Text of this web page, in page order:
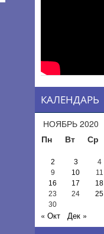
КАЛЕНДАРЬ
НОЯБРЬ 2020
Пн
Вт Ср
2
3 4
9
10 11
16
17 18
23
24 25
30
« Окт Дек »